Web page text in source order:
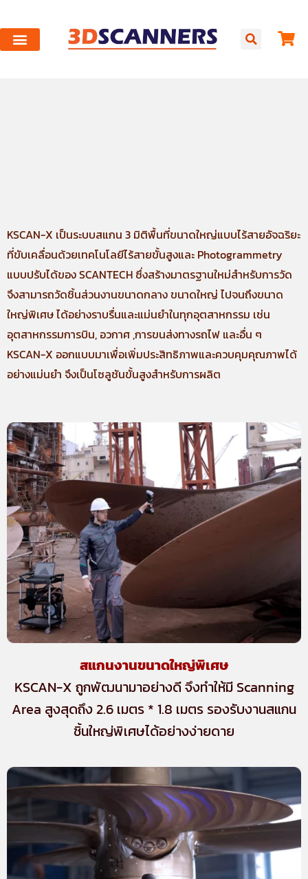
KSCAN-X เป็นระบบสแกน 3 มิติพื้นที่ขนาดใหญ่แบบไร้สายอัจฉริยะ
ที่ขับเคลื่อนด้วยเทคโนโลยีไร้สายขั้นสูงและ Photogrammetry
แบบปรับได้ของ SCANTECH ซึ่งสร้างมาตรฐานใหม่สำหรับการวัด
จึงสามารถวัดชิ้นส่วนงานขนาดกลาง ขนาดใหญ่ ไปจนถึงขนาด
ใหญ่พิเศษ ได้อย่างราบรื่นและแม่นยำในทุกอุตสาหกรรม เช่น
อุตสาหกรรมการบิน, อวกาศ ,การขนส่งทางรถไฟ และอื่น ๆ
KSCAN-X ออกแบบมาเพื่อเพิ่มประสิทธิภาพและควบคุมคุณภาพได้
อย่างแม่นยำ จึงเป็นโซลูชันขั้นสูงสำหรับการผลิต
สแกนงานขนาดใหญ่พิเศษ
KSCAN-X ถูกพัฒนามาอย่างดี จึงทำให้มี Scanning
Area สูงสุดถึง 2.6 เมตร * 1.8 เมตร รองรับงานสแกน
ชิ้นใหญ่พิเศษได้อย่างง่ายดาย